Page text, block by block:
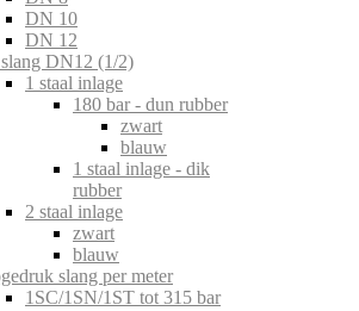
DN 10
DN 12
DN12 (1/2)
1 staal inlage
180 bar - dun rubber
zwart
blauw
1 staal inlage - dik
rubber
2 staal inlage
zwart
blauw
slang per meter
1SC/1SN/1ST tot 315 bar